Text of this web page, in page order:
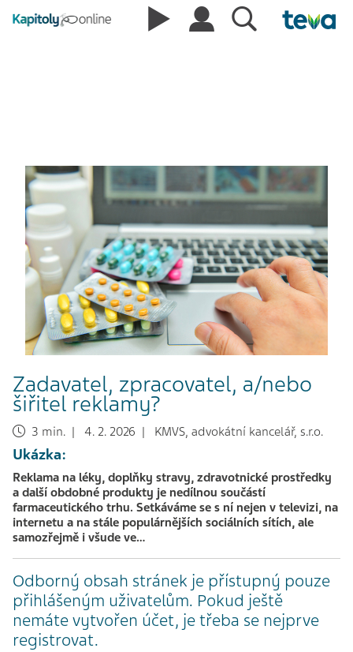
Zadavatel, zpracovatel, a/nebo
šiřitel reklamy?
3 min. | 4. 2. 2026 | KMVS, advokátní kancelář, s.r.o.
Ukázka:
Reklama na léky, doplňky stravy, zdravotnické prostředky
a další obdobné produkty je nedílnou součástí
farmaceutického trhu. Setkáváme se s ní nejen v televizi, na
internetu a na stále populárnějších sociálních sítích, ale
samozřejmě i všude ve…
Odborný obsah stránek je přístupný pouze
přihlášeným uživatelům. Pokud ještě
nemáte vytvořen účet, je třeba se nejprve
registrovat.